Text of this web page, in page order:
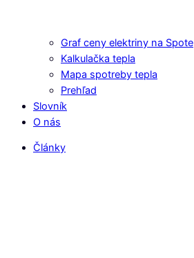
Graf ceny elektriny na Spote
Kalkulačka tepla
Mapa spotreby tepla
Prehľad
Slovník
O nás
Články